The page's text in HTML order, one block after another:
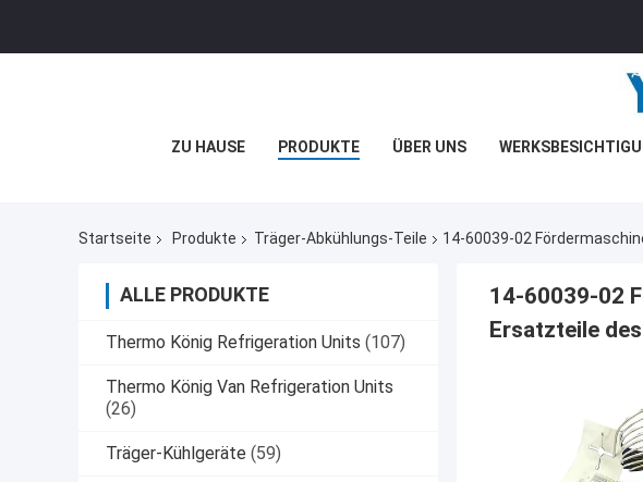
ZU HAUSE PRODUKTE ÜBER UNS
Startseite Produkte Träger-Abkühlungs-Teile 14-60039-02
ALLE PRODUKTE
Thermo König Refrigeration Units (107)
Thermo König Van Refrigeration Units
(26)
Träger-Kühlgeräte (59)
14-60039-02
Ersatzteile